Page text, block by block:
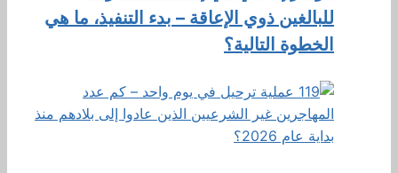
للبالغين ذوي الإعاقة – بدء التنفيذ، ما هي
الخطوة التالية؟